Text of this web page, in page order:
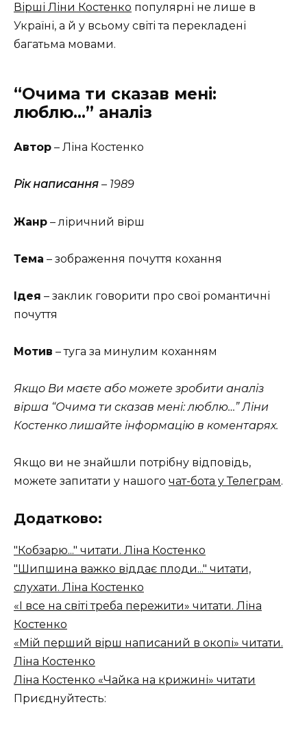
Вірші Ліни Костенко популярні не лише в
Україні, а й у всьому світі та перекладені
багатьма мовами.
“Очима ти сказав мені:
люблю…” аналіз
Автор – Ліна Костенко
Рік написання – 1989
Жанр – ліричний вірш
Тема – зображення почуття кохання
Ідея – заклик говорити про свої романтичні
почуття
Мотив – туга за минулим коханням
Якщо Ви маєте або можете зробити аналіз
вірша “Очима ти сказав мені: люблю…” Ліни
Костенко лишайте інформацію в коментарях.
Якщо ви не знайшли потрібну відповідь,
можете запитати у нашого чат-бота у Телеграм.
Додатково:
"Кобзарю..." читати. Ліна Костенко
"Шипшина важко віддає плоди..." читати,
слухати. Ліна Костенко
«І все на світі треба пережити» читати. Ліна
Костенко
«Мій перший вірш написаний в окопі» читати.
Ліна Костенко
Ліна Костенко «Чайка на крижині» читати
Приєднуйтесть: